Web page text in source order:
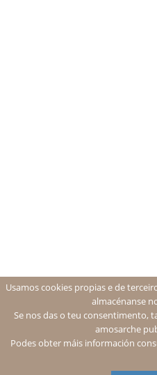
Usamos cookies propias e de
almacénanse
Se nos das o teu consentimento,
amosarche
Podes obter máis información